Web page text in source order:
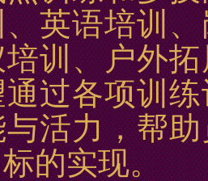
英语培训
训、户外
过各项训
活力，帮
的实现。